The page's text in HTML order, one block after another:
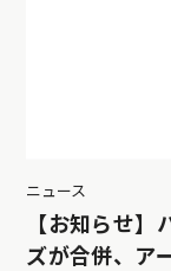
ニュース
【お知らせ
ズが合併、ア